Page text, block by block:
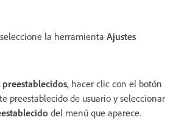
la herramienta Ajustes
preestablecidos, hacer clic con el botón
preestablecido de usuario y seleccionar
del menú que aparece.